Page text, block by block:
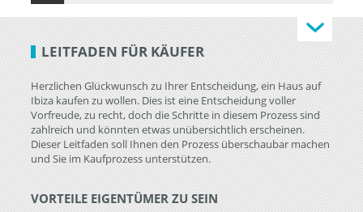
LEITFADEN FÜR KÄUFER
Herzlichen Glückwunsch zu Ihrer Entscheidung, ein Haus auf
Ibiza kaufen zu wollen. Dies ist eine Entscheidung voller
Vorfreude, zu recht, doch die Schritte in diesem Prozess sind
zahlreich und könnten etwas unübersichtlich erscheinen.
Dieser Leitfaden soll Ihnen den Prozess überschaubar machen
und Sie im Kaufprozess unterstützen.
VORTEILE EIGENTÜMER ZU SEIN